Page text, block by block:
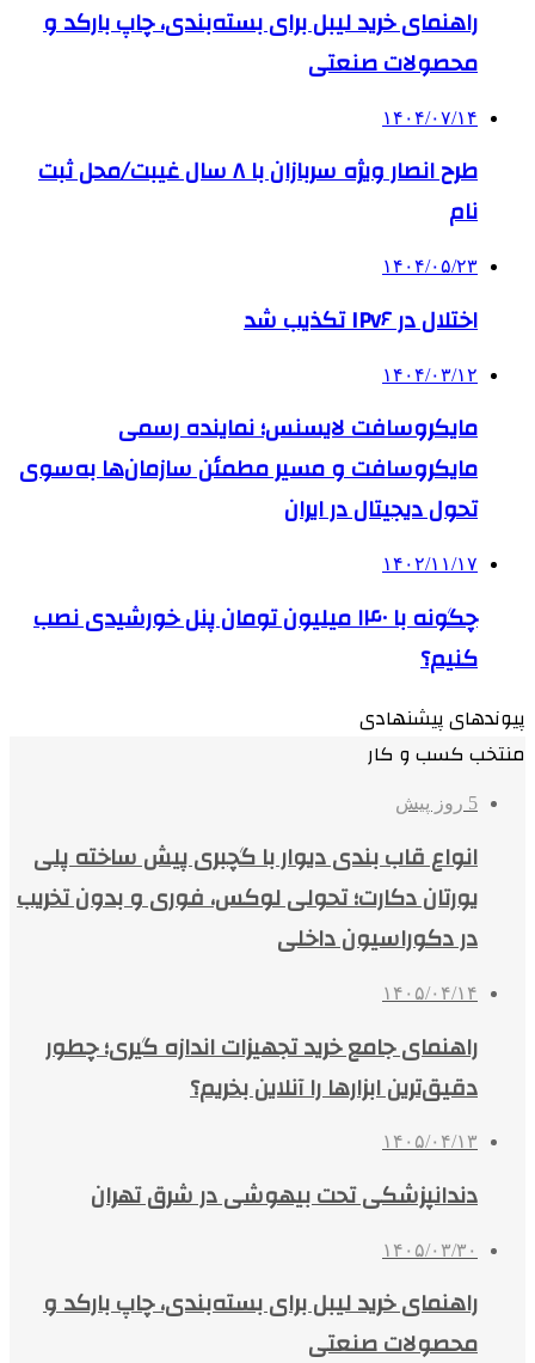
راهنمای خرید لیبل برای بسته‌بندی، چاپ بارکد و
محصولات صنعتی
۱۴۰۴/۰۷/۱۴
طرح انصار ویژه سربازان با ۸ سال غیبت/محل ثبت
نام
۱۴۰۴/۰۵/۲۳
اختلال در IPv۶ تکذیب شد
۱۴۰۴/۰۳/۱۲
مایکروسافت لایسنس؛ نماینده رسمی
مایکروسافت و مسیر مطمئن سازمان‌ها به‌سوی
تحول دیجیتال در ایران
۱۴۰۲/۱۱/۱۷
چگونه با ۱۴۰ میلیون تومان پنل خورشیدی نصب
کنیم؟
پیوندهای پیشنهادی
منتخب کسب و کار
5 روز پیش
انواع قاب بندی دیوار با گچبری پیش ساخته پلی
یورتان دکارت؛ تحولی لوکس، فوری و بدون تخریب
در دکوراسیون داخلی
۱۴۰۵/۰۴/۱۴
راهنمای جامع خرید تجهیزات اندازه گیری؛ چطور
دقیق‌ترین ابزارها را آنلاین بخریم؟
۱۴۰۵/۰۴/۱۳
دندانپزشکی تحت بیهوشی در شرق تهران
۱۴۰۵/۰۳/۳۰
راهنمای خرید لیبل برای بسته‌بندی، چاپ بارکد و
محصولات صنعتی